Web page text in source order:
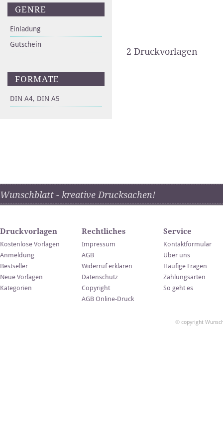
GENRE
Einladung
Gutschein
FORMATE
DIN A4, DIN A5
2 Druckvorlagen
Wunschblatt - kreative Drucksachen!
Druckvorlagen
Kostenlose Vorlagen
Anmeldung
Bestseller
Neue Vorlagen
Kategorien
Rechtliches
Impressum
AGB
Widerruf erklären
Datenschutz
Copyright
AGB Online-Druck
Service
Kontaktformular
Über uns
Häufige Fragen
Zahlungsarten
So geht es
© copyright